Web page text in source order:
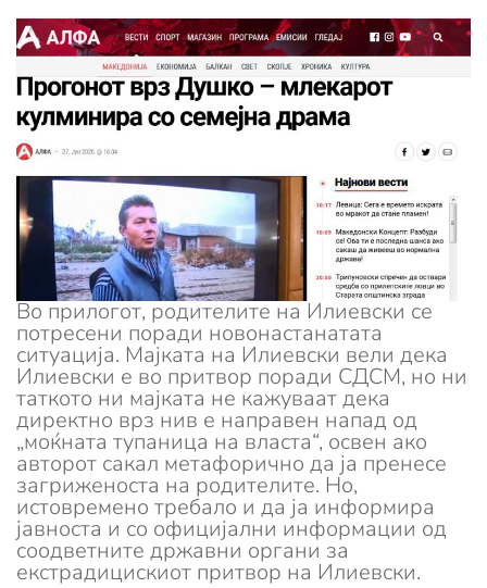
Во прилогот, родителите на Илиевски се
потресени поради новонастанатата
ситуација. Мајката на Илиевски вели дека
Илиевски е во притвор поради СДСМ, но ни
таткото ни мајката не кажуваат дека
директно врз нив е направен напад од
„моќната тупаница на власта“, освен ако
авторот сакал метафорично да ја пренесе
загриженоста на родителите. Но,
истовремено требало и да ја информира
јавноста и со официјални информации од
соодветните државни органи за
екстрадицискиот притвор на Илиевски.